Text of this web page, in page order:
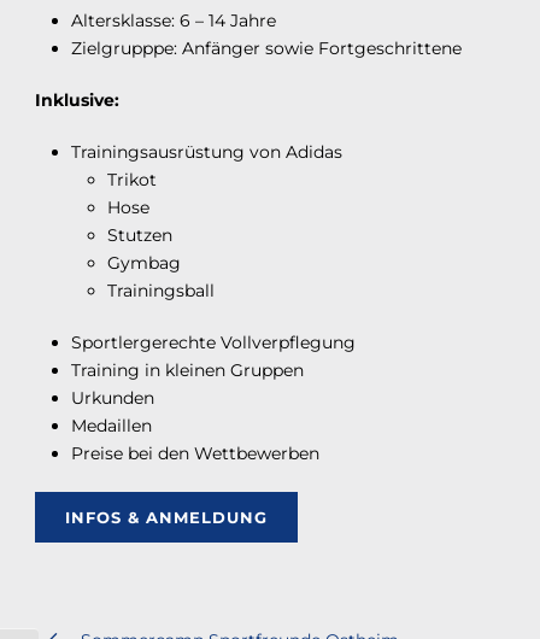
Altersklasse: 6 – 14 Jahre
Zielgrupppe: Anfänger sowie Fortgeschrittene
Inklusive:
Trainingsausrüstung von Adidas
Trikot
Hose
Stutzen
Gymbag
Trainingsball
Sportlergerechte Vollverpflegung
Training in kleinen Gruppen
Urkunden
Medaillen
Preise bei den Wettbewerben
INFOS & ANMELDUNG